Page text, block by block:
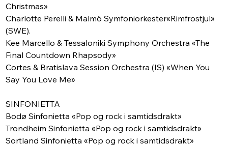
Christmas»
Charlotte Perelli & Malmö Symfoniorkester«Rimfrostjul»
(SWE).
Kee Marcello & Tessaloniki Symphony Orchestra «The
Final Countdown Rhapsody»
Cortes & Bratislava Session Orchestra (IS) «When You
Say You Love Me»
SINFONIETTA
Bodø Sinfonietta «Pop og rock i samtidsdrakt»
Trondheim Sinfonietta «Pop og rock i samtidsdrakt»
Sortland Sinfonietta «Pop og rock i samtidsdrakt»